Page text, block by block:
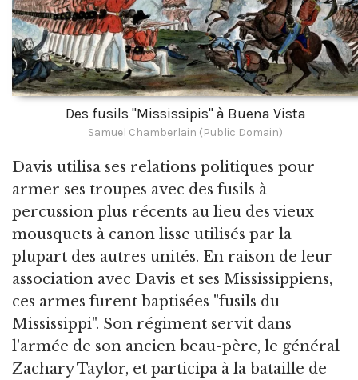
Des fusils "Mississipis" à Buena Vista
Samuel Chamberlain (Public Domain)
Davis utilisa ses relations politiques pour
armer ses troupes avec des fusils à
percussion plus récents au lieu des vieux
mousquets à canon lisse utilisés par la
plupart des autres unités. En raison de leur
association avec Davis et ses Mississippiens,
ces armes furent baptisées "fusils du
Mississippi". Son régiment servit dans
l'armée de son ancien beau-père, le général
Zachary Taylor, et participa à la bataille de